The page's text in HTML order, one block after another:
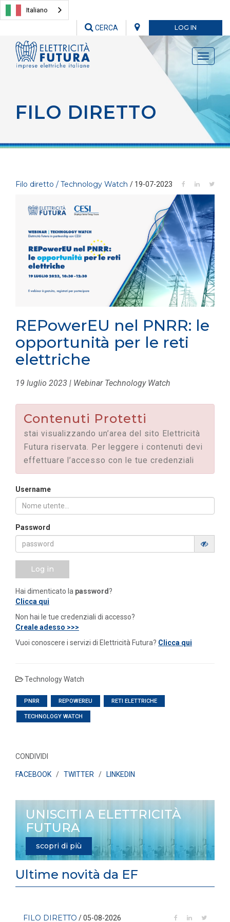
Italiano
LOG IN
CERCA
Toggle
FILO DIRETTO
Filo diretto / Technology Watch / 19-07-2023
REPowerEU nel PNRR: le
opportunità per le reti
elettriche
19 luglio 2023 | Webinar Technology Watch
Contenuti Protetti
stai visualizzando un’area del sito Elettricità
Futura riservata. Per leggere i contenuti devi
effettuare l’accesso con le tue credenziali
Username
Password
Log in
Hai dimenticato la password?
Clicca qui
Non hai le tue credenziali di accesso?
Creale adesso >>>
Vuoi conoscere i servizi di Elettricità Futura? Clicca qui
Technology Watch
PNRR REPOWEREU RETI ELETTRICHE
TECHNOLOGY WATCH
CONDIVIDI
FACEBOOK/ TWITTER / LINKEDIN
UNISCITI A ELETTRICITÀ
FUTURA
scopri di più
Ultime novità da EF
FILO DIRETTO / 05-08-2026